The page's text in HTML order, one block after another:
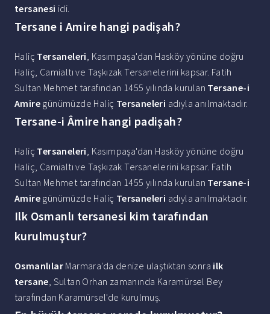
tersanesi idi.
Tersane i Amire hangi padişah?
Haliç Tersaneleri, Kasımpaşa'dan Hasköy yönüne doğru
Haliç, Camialtı ve Taşkızak Tersanelerini kapsar. Fatih
Sultan Mehmet tarafından 1455 yılında kurulan Tersane-i
Amire günümüzde Haliç Tersaneleri adıyla anılmaktadır.
Tersane-i Âmire hangi padişah?
Haliç Tersaneleri, Kasımpaşa'dan Hasköy yönüne doğru
Haliç, Camialtı ve Taşkızak Tersanelerini kapsar. Fatih
Sultan Mehmet tarafından 1455 yılında kurulan Tersane-i
Amire günümüzde Haliç Tersaneleri adıyla anılmaktadır.
Ilk Osmanlı tersanesi kim tarafından
kurulmuştur?
Osmanlılar Marmara'da denize ulaştıktan sonra ilk
tersane, Sultan Orhan zamanında Karamürsel Bey
tarafından Karamürsel'de kurulmuş.